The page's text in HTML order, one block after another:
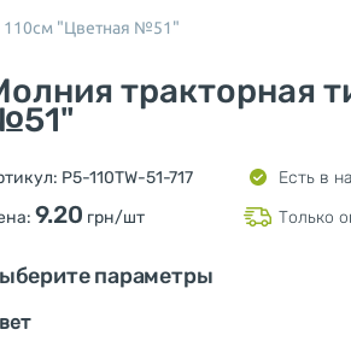
Липучки и манжеты
Пуллер (Подвес для бегунка)
Нитки
110см "Цветная №51"
тракторная
P5-110TW-51-717
Есть в
9.20 грн/шт Только
параметры